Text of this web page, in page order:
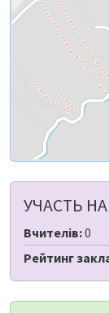
УЧАСТЬ
Вчителів:0
Рейтинг